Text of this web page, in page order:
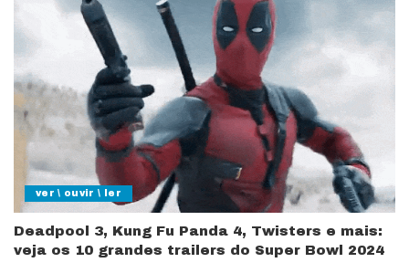
ver \ ouvir \ ler
Deadpool 3, Kung Fu Panda 4, Twisters e mais:
veja os 10 grandes trailers do Super Bowl 2024